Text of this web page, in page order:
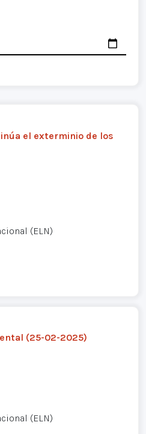
el exterminio de los
(ELN)
(25-02-2025)
(ELN)